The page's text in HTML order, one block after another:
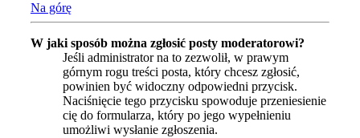
Na górę
W jaki sposób można zgłosić posty moderatorowi?
Jeśli administrator na to zezwolił, w prawym
górnym rogu treści posta, który chcesz zgłosić,
powinien być widoczny odpowiedni przycisk.
Naciśnięcie tego przycisku spowoduje przeniesienie
cię do formularza, który po jego wypełnieniu
umożliwi wysłanie zgłoszenia.